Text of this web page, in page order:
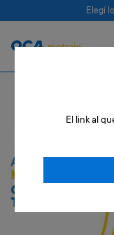
Elegí
El link al